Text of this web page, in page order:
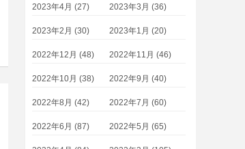
2023年4月 (27) 2023年3月 (36)
2023年2月 (30) 2023年1月 (20)
2022年12月 (48) 2022年11月 (46)
2022年10月 (38) 2022年9月 (40)
2022年8月 (42) 2022年7月 (60)
2022年6月 (87) 2022年5月 (65)